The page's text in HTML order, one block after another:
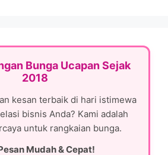
Bunga Ucapan Sejak
2018
kesan terbaik di hari istimewa
bisnis Anda? Kami adalah
untuk rangkaian bunga.
Mudah & Cepat!